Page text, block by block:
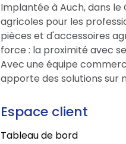
Implantée à Auch, dans le
agricoles pour les
pièces et d'accessoires
force : la proximité avec
Avec une équipe
apporte des solutions sur
Espace client
Tableau de bord